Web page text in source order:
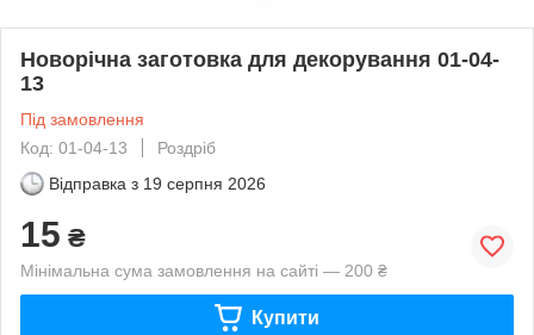
Новорічна заготовка для декорування 01-04-
13
Під замовлення
Код: 01-04-13
Роздріб
Відправка з 19 серпня 2026
15 ₴
Мінімальна сума замовлення на сайті — 200 ₴
Купити